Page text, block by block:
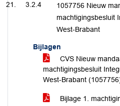
3.2.4
1057756 Nieuw
machtigingsbesluit
West-Brabant
Bijlagen
CVS Nieuw
machtigingsbesluit
West-Brabant
Bijlage 1.